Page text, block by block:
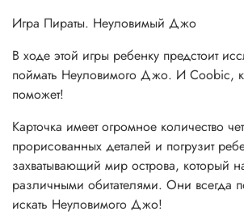
Игра Пираты. Неуловимый Джо
В ходе этой игры ребенку предстоит
поймать Неуловимого Джо. И Coobic,
поможет!
Карточка имеет огромное количество
прорисованных деталей и погрузит
захватывающий мир острова, который
различными обитателями. Они всегда
искать Неуловимого Джо!